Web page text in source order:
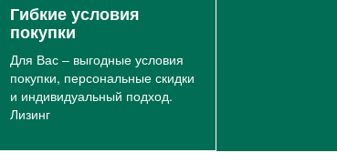
Гибкие условия
покупки
Для Вас – выгодные условия
покупки, персональные скидки
и индивидуальный подход.
Лизинг